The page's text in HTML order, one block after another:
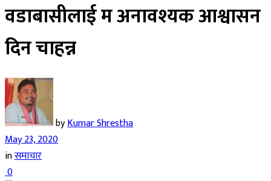
वडाबासीलाई म अनावश्यक आश्वासन
दिन चाहन्न
byKumar Shrestha
May 23, 2020
inसमाचार
0